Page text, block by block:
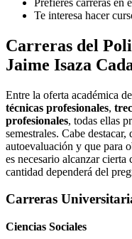
Te interesa hacer
Carreras del
Jaime Isaza
Entre la oferta académica
técnicas profesionales,
profesionales, todas ellas
semestrales. Cabe
autoevaluación y que para
es necesario alcanzar cierta
cantidad dependerá del
Carreras
Ciencias Sociales